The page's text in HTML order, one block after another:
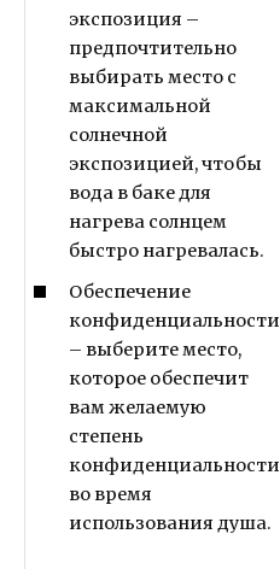
экспозиция –
предпочтительно
выбирать место с
максимальной
солнечной
экспозицией, чтобы
вода в баке для
нагрева солнцем
быстро нагревалась.
Обеспечение
конфиденциальности
– выберите место,
которое обеспечит
вам желаемую
степень
конфиденциальности
во время
использования душа.